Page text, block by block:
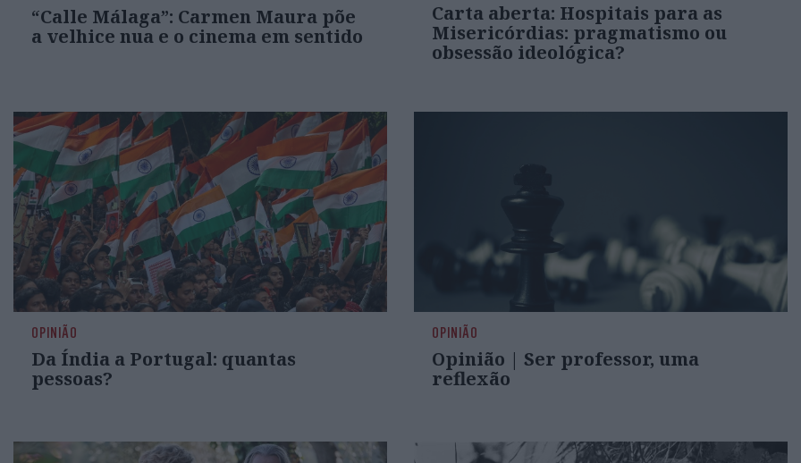
“Calle Málaga”: Carmen Maura põe
a velhice nua e o cinema em sentido
Carta aberta: Hospitais para as
Misericórdias: pragmatismo ou
obsessão ideológica?
OPINIÃO
Da Índia a Portugal: quantas
pessoas?
OPINIÃO
Opinião | Ser professor, uma
reflexão